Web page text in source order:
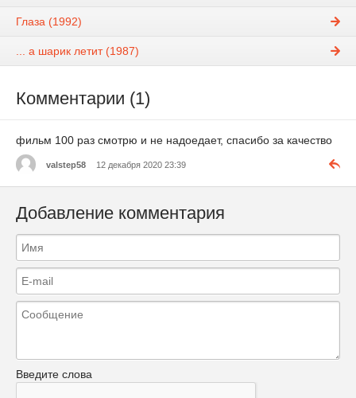
Глаза (1992)
... а шарик летит (1987)
Комментарии (1)
фильм 100 раз смотрю и не надоедает, спасибо за качество
valstep58 12 декабря 2020 23:39
Добавление комментария
Введите слова